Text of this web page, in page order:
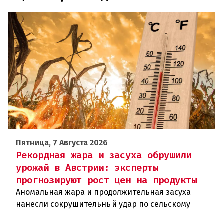
Пятница, 7 Августа 2026
Рекордная жара и засуха обрушили
урожай в Австрии: эксперты
прогнозируют рост цен на продукты
Аномальная жара и продолжительная засуха
нанесли сокрушительный удар по сельскому